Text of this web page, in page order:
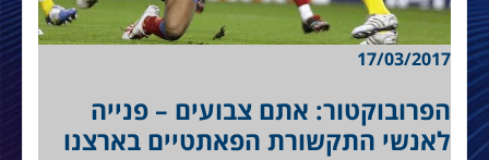
17/03/2017
הפרובוקטור: אתם צבועים – פנייה
לאנשי התקשורת הפאתטיים בארצנו